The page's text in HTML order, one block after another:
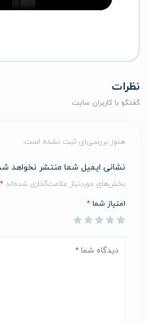
نظرات
گفتگو با کاربران سایت
هنوز بررسی‌ای ثبت نشده است.
نشانی ایمیل شما منتشر نخواهد
بخش‌های موردنیاز علامت‌گذاری شده‌اند *
امتیاز شما *